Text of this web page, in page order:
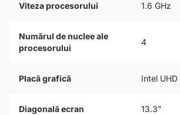
Viteza procesorului 1.6 GHz
Numărul de nuclee ale
procesorului
4
Placă grafică Intel
Diagonală ecran 13.3"